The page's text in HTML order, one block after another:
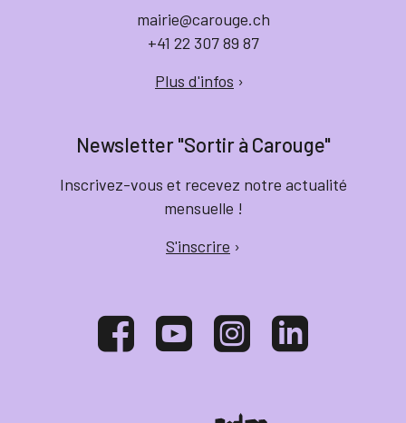
mairie@carouge.ch
+41 22 307 89 87
Plus d'infos ›
Newsletter "Sortir à Carouge"
Inscrivez-vous et recevez notre actualité
mensuelle !
S'inscrire ›